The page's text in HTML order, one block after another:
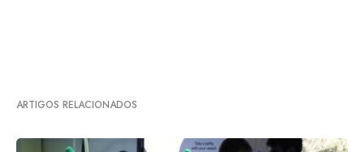
ARTIGOS RELACIONADOS